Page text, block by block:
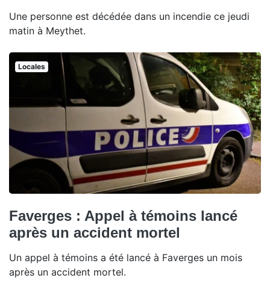
Une personne est décédée dans un incendie ce jeudi
matin à Meythet.
Locales
Faverges : Appel à témoins lancé
après un accident mortel
Un appel à témoins a été lancé à Faverges un mois
après un accident mortel.